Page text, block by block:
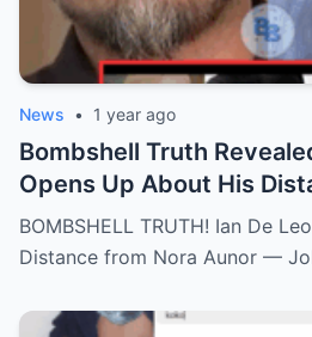
News • 1 year ago
Bombshell Truth
Opens Up About His
Aunor – John Rendez
an Irreparable Rift in the
BOMBSHELL TRUTH! Ian De
Distance from Nora Aunor —